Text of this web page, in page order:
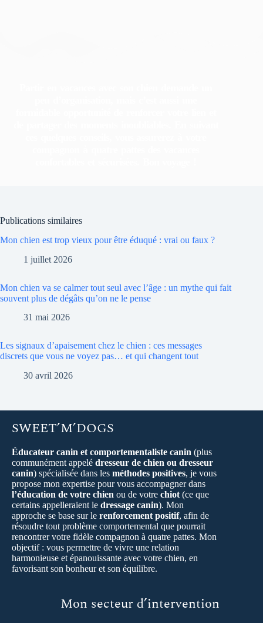
Publications similaires
Mon chien est trop vieux pour être éduqué : vrai ou faux ?
1 juillet 2026
Mon chien va se calmer tout seul avec l’âge : un mythe qui fait
souvent plus de dégâts qu’on ne le pense
31 mai 2026
Les signaux d’apaisement chez le chien : ces messages
discrets que vous ne voyez pas… et qui changent tout
30 avril 2026
SWEET’M’DOGS
Éducateur canin et comportementaliste canin (plus
communément appelé dresseur de chien ou dresseur
canin) spécialisée dans les méthodes positives, je vous
propose mon expertise pour vous accompagner dans
l’éducation de votre chien ou de votre chiot (ce que
certains appelleraient le dressage canin). Mon
approche se base sur le renforcement positif, afin de
résoudre tout problème comportemental que pourrait
rencontrer votre fidèle compagnon à quatre pattes. Mon
objectif : vous permettre de vivre une relation
harmonieuse et épanouissante avec votre chien, en
favorisant son bonheur et son équilibre.
Mon secteur d’intervention